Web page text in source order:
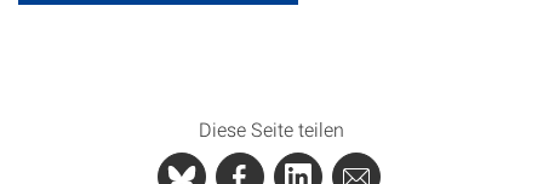
Diese Seite teilen